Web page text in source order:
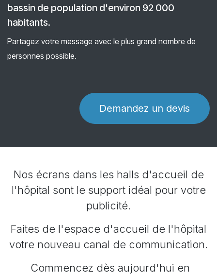
bassin de population d'environ 92 000
habitants.
Partagez votre message avec le plus grand nombre de
personnes possible.
Demandez un devis
Nos écrans dans les halls d'accueil de
l'hôpital sont le support idéal pour votre
publicité.
Faites de l'espace d'accueil de l'hôpital
votre nouveau canal de communication.
Commencez dès aujourd'hui en